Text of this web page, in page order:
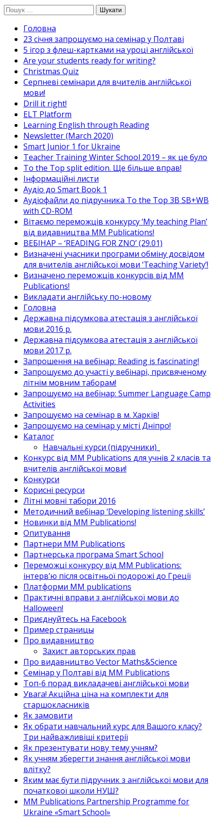
Перейти
вмісту
Пошук:
Головна
23 січня запрошуємо на семінар у Полтаві
5 ігор з флеш-картками на уроці англійської
Are your students ready for writing?
Christmas Quiz
Cерпневі семінари для вчителів англійської
мови!
Drill it right!
ELT Platform
Learning English through Reading
Newsletter (March 2020)
Smart Junior 1 for Ukraine
Teacher Training Winter School 2019 – як це було
To the Top split edition. Ще більше вправ!
Інформаційні листи
Аудіо до Smart Book 1
Аудіофайли до підручника To the Top 3B SB+WB
with CD-ROM
Вітаємо переможців конкурсу ‘My teaching Plan’
від видавництва MM Publications!
ВЕБІНАР – ‘READING FOR ZNO’ (29.01)
Визначені учасники програми обміну досвідом
для вчителів англійської мови ‘Teaching Variety’!
Визначено переможців конкурсів від MM
Publications!
Викладати англійську по-новому
Головна
Державна підсумкова атестація з англійської
мови 2016 р.
Державна підсумкова атестація з англійської
мови 2017 р.
Запрошення на вебінар: Reading is fascinating!
Запрошуємо до участі у вебінарі, присвяченому
літнім мовним таборам!
Запрошуємо на вебінар: Summer Language Camp
Activities
Запрошуємо на семінар в м. Харків!
Запрошуємо на семінар у місті Дніпро!
Каталог
Навчальні курси (підручники)_
Конкурс від MM Publications для учнів 2 класів та
вчителів англійської мови!
Конкурси
Корисні ресурси
Літні мовні табори 2016
Методичний вебінар ‘Developing listening skills’
Новинки від MM Publications!
Опитування
Партнери MM Publications
Партнерська програма Smart School
Переможці конкурсу від MM Publications:
інтерв’ю після освітньої подорожі до Греції
Платформи MM publications
Практичні вправи з англійської мови до
Halloween!
Приєднуйтесь на Facebook
Пример страницы
Про видавництво
Захист авторських прав
Про видавництво Vector Maths&Science
Семінар у Полтаві від MM Publications
Топ-6 порад викладачеві англійської мови
Увага! Акційна ціна на комплекти для
старшокласників
Як замовити
Як обрати навчальний курс для Вашого класу?
Три найважливіші критерії
Як презентувати нову тему учням?
Як учням зберегти знання англійської мови
влітку?
Яким має бути підручник з англійської мови для
початкової школи НУШ?
MM Publications Partnership Programme for
Ukraine «Smart School»